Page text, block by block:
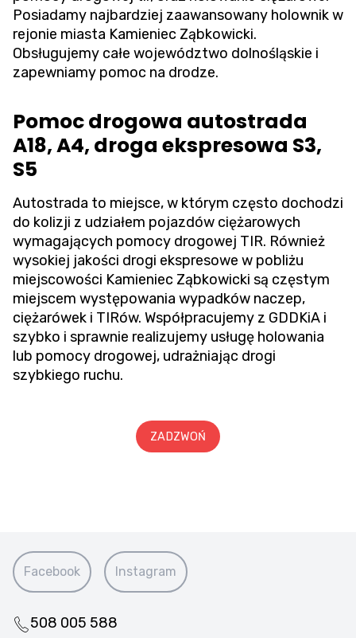
Posiadamy najbardziej zaawansowany holownik w
rejonie miasta Kamieniec Ząbkowicki.
Obsługujemy całe województwo dolnośląskie i
zapewniamy pomoc na drodze.
Pomoc drogowa autostrada
A18, A4, droga ekspresowa S3,
S5
Autostrada to miejsce, w którym często dochodzi
do kolizji z udziałem pojazdów ciężarowych
wymagających pomocy drogowej TIR. Również
wysokiej jakości drogi ekspresowe w pobliżu
miejscowości Kamieniec Ząbkowicki są częstym
miejscem występowania wypadków naczep,
ciężarówek i TIRów. Współpracujemy z GDDKiA i
szybko i sprawnie realizujemy usługę holowania
lub pomocy drogowej, udrażniając drogi
szybkiego ruchu.
ZADZWOŃ
Facebook Instagram
508 005 588